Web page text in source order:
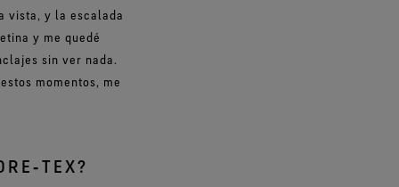
vista, y la escalada
y me quedé
sin ver nada.
momentos, me